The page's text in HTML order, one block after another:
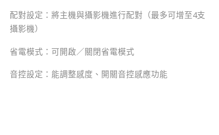
配對設定：將主機與攝影機進行配對（最多可增至4支
攝影機）
省電模式：可開啟／關閉省電模式
音控設定：能調整感度、開關音控感應功能